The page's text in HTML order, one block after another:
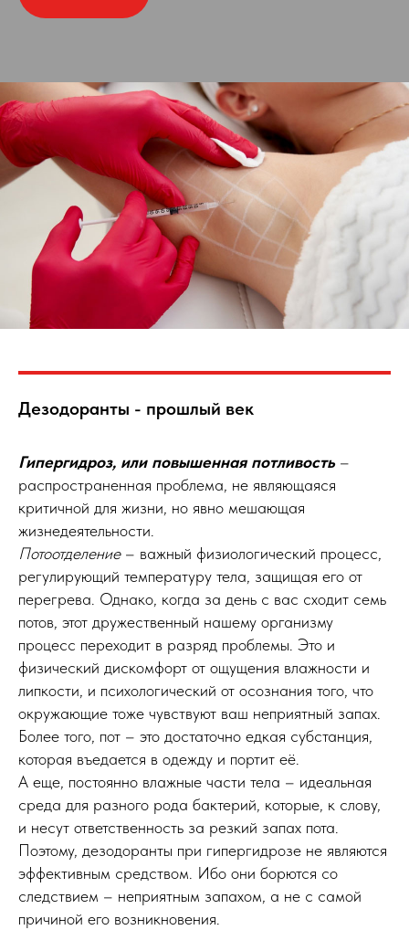
Дезодоранты - прошлый век
Гипергидроз, или повышенная потливость–
распространенная проблема, не являющаяся
критичной для жизни, но явно мешающая
жизнедеятельности.
Потоотделение– важный физиологический процесс,
регулирующий температуру тела, защищая его от
перегрева. Однако, когда за день с вас сходит семь
потов, этот дружественный нашему организму
процесс переходит в разряд проблемы. Это и
физический дискомфорт от ощущения влажности и
липкости, и психологический от осознания того, что
окружающие тоже чувствуют ваш неприятный запах.
Более того, пот – это достаточно едкая субстанция,
которая въедается в одежду и портит её.
А еще, постоянно влажные части тела – идеальная
среда для разного рода бактерий, которые, к слову,
и несут ответственность за резкий запах пота.
Поэтому, дезодоранты при гипергидрозе не являются
эффективным средством. Ибо они борются со
следствием – неприятным запахом, а не с самой
причиной его возникновения.